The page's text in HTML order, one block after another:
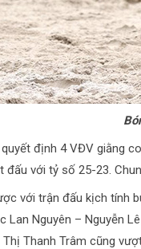
định 4 VĐV giằng
đấu với tỷ số 25-23.
với trận đấu kịch tính
Lan Nguyên – Nguyễn
Thị Thanh Trâm cũng